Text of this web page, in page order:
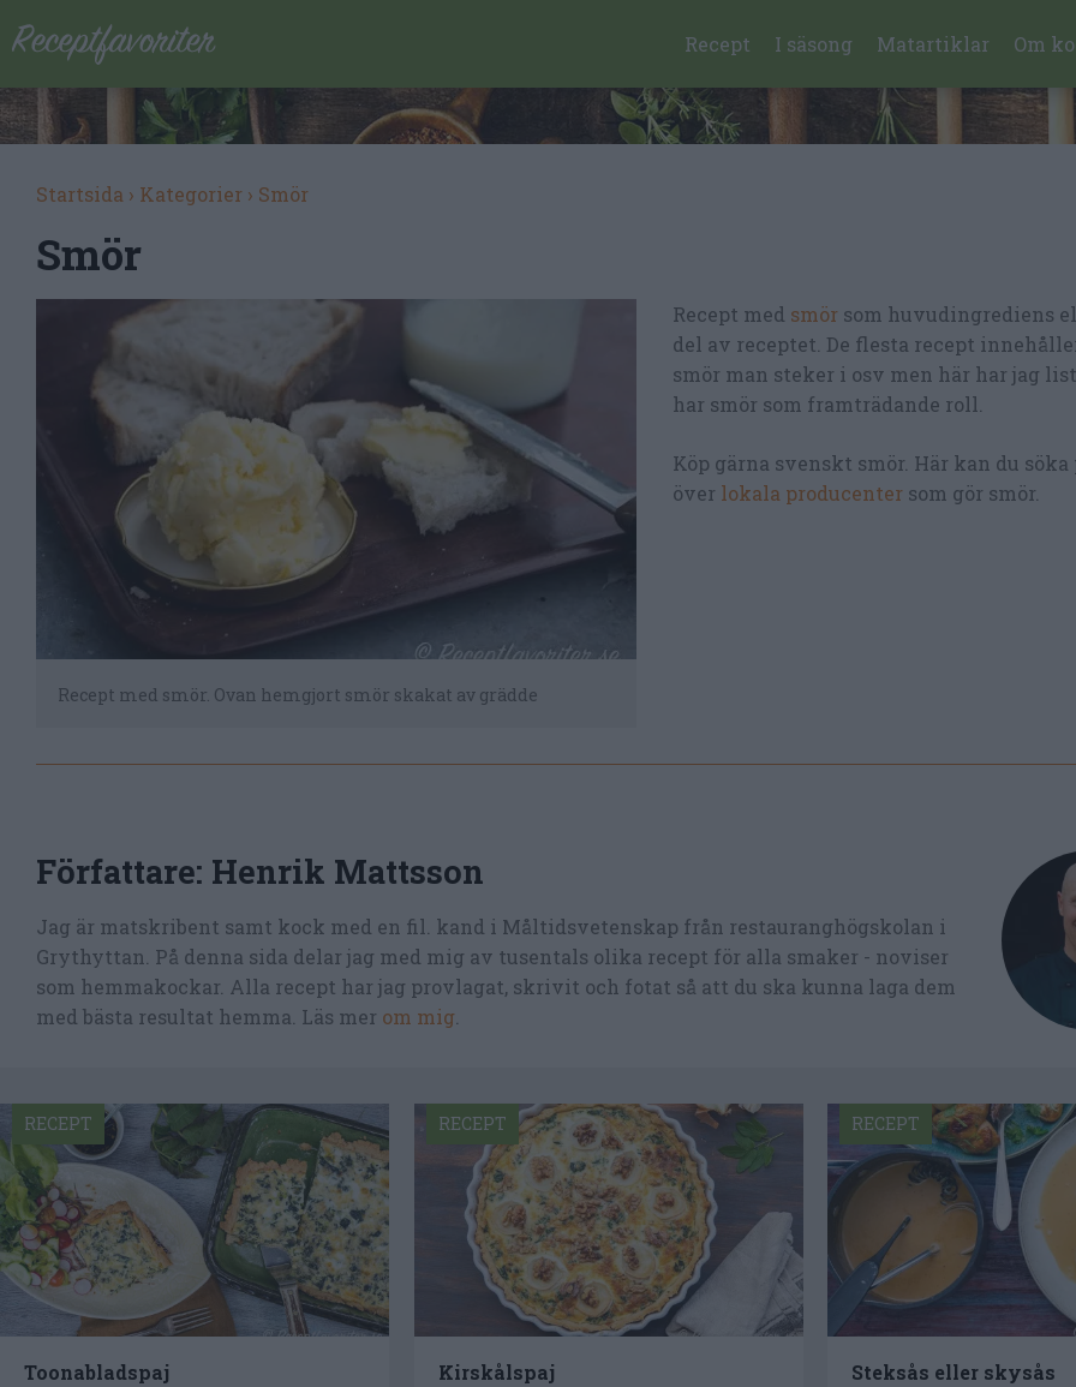
Recept I säsong Matartiklar Om
Startsida › Kategorier › Smör
Smör
Recept med smör. Ovan hemgjort smör skakat av grädde
Recept med smör som huvudingrediens
del av receptet. De flesta recept
smör man steker i osv men här har jag
har smör som framträdande roll.
Köp gärna svenskt smör. Här kan du söka
över lokala producenter som gör smör.
Författare: Henrik Mattsson
Jag är matskribent samt kock med en fil. kand i Måltidsvetenskap från restauranghögskolan i
Grythyttan. På denna sida delar jag med mig av tusentals olika recept för alla smaker - noviser
som hemmakockar. Alla recept har jag provlagat, skrivit och fotat så att du ska kunna laga dem
med bästa resultat hemma. Läs mer om mig
Toonabladspaj
RECEPT
Kirskålspaj
RECEPT
Steksås eller skysås
RECEPT